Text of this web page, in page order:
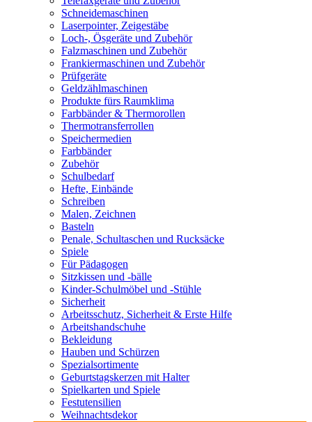
Schneidemaschinen
Laserpointer, Zeigestäbe
Loch-, Ösgeräte und Zubehör
Falzmaschinen und Zubehör
Frankiermaschinen und Zubehör
Prüfgeräte
Geldzählmaschinen
Produkte fürs Raumklima
Farbbänder & Thermorollen
Thermotransferrollen
Speichermedien
Farbbänder
Zubehör
Schulbedarf
Hefte, Einbände
Schreiben
Malen, Zeichnen
Basteln
Penale, Schultaschen und Rucksäcke
Spiele
Für Pädagogen
Sitzkissen und -bälle
Kinder-Schulmöbel und -Stühle
Sicherheit
Arbeitsschutz, Sicherheit & Erste Hilfe
Arbeitshandschuhe
Bekleidung
Hauben und Schürzen
Spezialsortimente
Geburtstagskerzen mit Halter
Spielkarten und Spiele
Festutensilien
Weihnachtsdekor